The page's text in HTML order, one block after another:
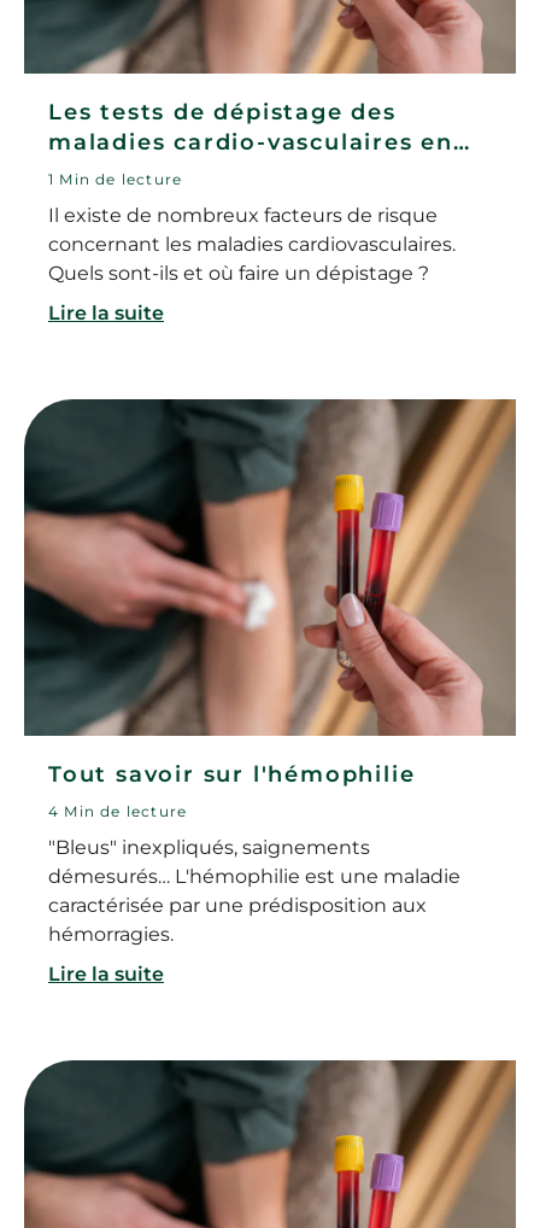
Les tests de dépistage des
maladies cardio-vasculaires en
pharmacie
1 Min de lecture
Il existe de nombreux facteurs de risque
concernant les maladies cardiovasculaires.
Quels sont-ils et où faire un dépistage ?
Lire la suite
Tout savoir sur l'hémophilie
4 Min de lecture
"Bleus" inexpliqués, saignements
démesurés… L'hémophilie est une maladie
caractérisée par une prédisposition aux
hémorragies.
Lire la suite